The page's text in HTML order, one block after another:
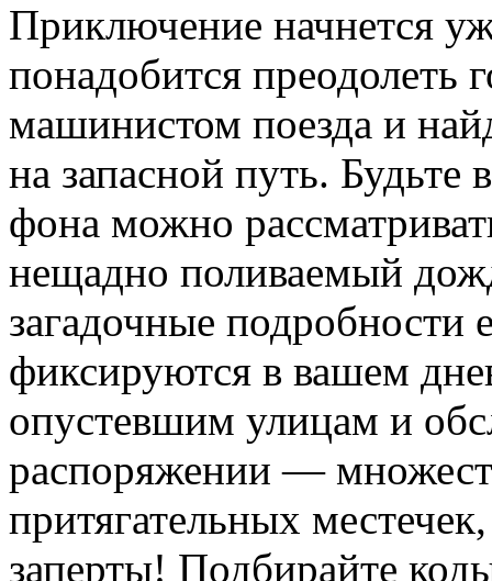
Приключение начнется
понадобится преодолеть
машинистом поезда и
на запасной путь.
фона можно
нещадно поливаемый
загадочные подробности
фиксируются в вашем
опустевшим улицам и
распоряжении —
притягательных
заперты! Подбирайте